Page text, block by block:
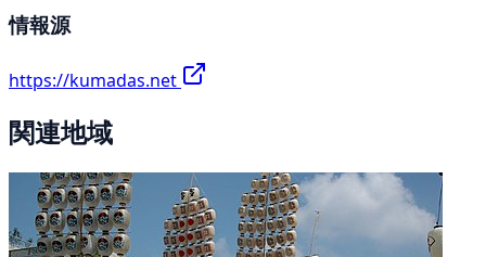
情報源
https://kumadas.net
関連地域